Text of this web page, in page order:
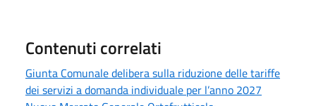
Contenuti correlati
Giunta Comunale delibera sulla riduzione delle tariffe
dei servizi a domanda individuale per l’anno 2027